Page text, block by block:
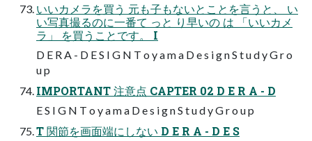
いいカメラを買う 元も子もないとことを言うと、 い
い写真撮るのに一番て っと り早いの は 「いいカメ
ラ」 を買うことです。 I
D E R A - D E S I G N T o y a m a D e s i g n S t u d y G r o
u p
IMPORTANT 注意点 CAPTER 02 D E R A - D
E S I G N T o y a m a D e s i g n S t u d y G r o u p
T 関節を画面端にしない D E R A - D E S